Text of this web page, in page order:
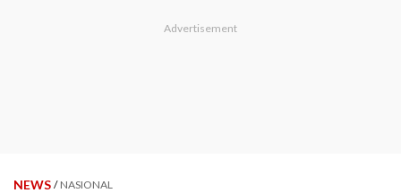
NEWS / NASIONAL